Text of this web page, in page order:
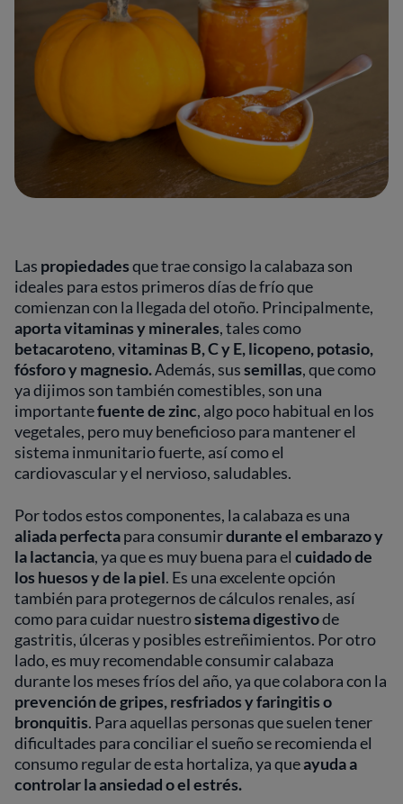
Las propiedadesque trae consigo la calabaza son
ideales para estos primeros días de frío que
comienzan con la llegada del otoño. Principalmente,
aporta vitaminas y minerales, tales como
betacaroteno,vitaminas B, C y E, licopeno, potasio,
fósforo y magnesio.Además, sussemillas, que como
ya dijimos son también comestibles, son una
importantefuente de zinc, algo poco habitual en los
vegetales, pero muy beneficioso para mantener el
sistema inmunitario fuerte, así como el
cardiovascular y el nervioso, saludables.
Por todos estos componentes, la calabaza es una
aliada perfectapara consumirdurante el embarazo y
la lactancia, ya que es muy buena para el cuidado de
los huesos y de la piel. Es una excelente opción
también para protegernos de cálculos renales, así
como para cuidar nuestrosistema digestivode
gastritis, úlceras y posibles estreñimientos. Por otro
lado, es muy recomendable consumir calabaza
durante los meses fríos del año, ya que colabora con la
prevención de gripes, resfriados y faringitis o
bronquitis. Para aquellas personas que suelen tener
dificultades para conciliar el sueño se recomienda el
consumo regular de esta hortaliza, ya queayuda a
controlar la ansiedad o el estrés.